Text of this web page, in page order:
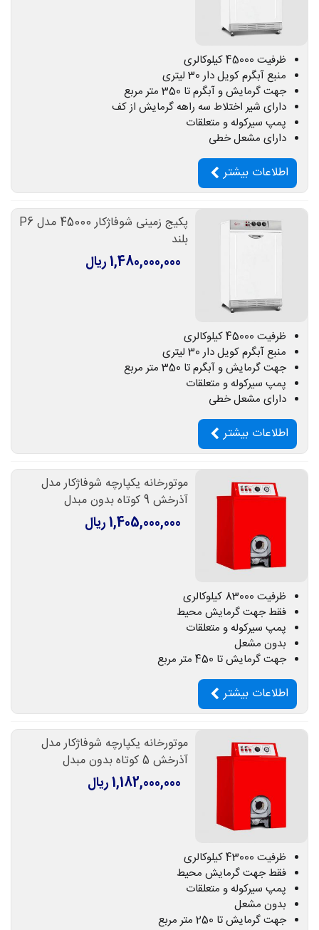
ظرفیت 45000 کیلوکالری
منبع آبگرم کویل دار 30 لیتری
جهت گرمایش و آبگرم تا 350 متر مربع
دارای شیر اختلاط سه راهه گرمایش از کف
پمپ سیرکوله و متعلقات
دارای مشعل خطی
اطلاعات بیشتر
پکیج زمینی شوفاژکار 45000 مدل P6
بلند
1,480,000,000 ریال
ظرفیت 45000 کیلوکالری
منبع آبگرم کویل دار 30 لیتری
جهت گرمایش و آبگرم تا 350 متر مربع
پمپ سیرکوله و متعلقات
دارای مشعل خطی
اطلاعات بیشتر
موتورخانه یکپارچه شوفاژکار مدل
آذرخش 9 کوتاه بدون مبدل
1,405,000,000 ریال
ظرفیت 83000 کیلوکالری
فقط جهت گرمایش محیط
پمپ سیرکوله و متعلقات
بدون مشعل
جهت گرمایش تا 450 متر مربع
اطلاعات بیشتر
موتورخانه یکپارچه شوفاژکار مدل
آذرخش 5 کوتاه بدون مبدل
1,182,000,000 ریال
ظرفیت 43000 کیلوکالری
فقط جهت گرمایش محیط
پمپ سیرکوله و متعلقات
بدون مشعل
جهت گرمایش تا 250 متر مربع